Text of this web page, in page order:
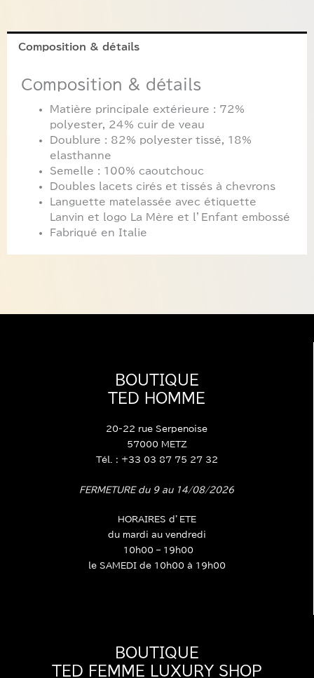
Composition & détails
Composition & détails
Matière principale extérieure : 72%
polyester, 24% cuir de veau
Doublure : 82% polyester tissé, 18%
elasthanne
Semelle : 100% caoutchouc
Doubles lacets cirés et tissés à chevrons
Languette matelassée avec étiquette
Lanvin et logo La Mère et l’Enfant embossé
Fabriqué en Italie
BOUTIQUE
TED HOMME
20-22 rue Serpenoise
57000 METZ
Tél. : +33 03 87 75 27 32
FERMETURE du 9 au 14/08/2026
HORAIRES d’ETE
du mardi au vendredi
10h00 – 19h00
le SAMEDI de 10h00 à 19h00
BOUTIQUE
TED FEMME LUXURY SHOP